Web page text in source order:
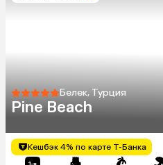
Белек, Турция
Pine Beach
Кешбэк 4% по карте Т-Банка